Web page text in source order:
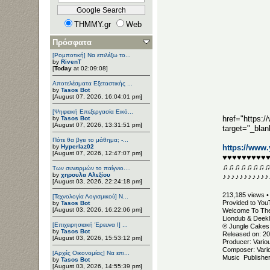
THMMY.gr
Web
Πρόσφατα
[Ρομποτική] Να επιλέξω το...
by RivenT
[Today at 02:09:08]
Αποτελέσματα Εξεταστικής ...
by Tasos Bot
[August 07, 2026, 16:04:01 pm]
[Ψηφιακή Επεξεργασία Εικό...
by Tasos Bot
[August 07, 2026, 13:31:51 pm]
Πότε θα βγει το μάθημα; -...
by Hyperlaz02
[August 07, 2026, 12:47:07 pm]
Των συνειρμών το παίγνιο....
by χηρουλα Αλεξίου
[August 03, 2026, 22:24:18 pm]
[Τεχνολογία Λογισμικού] Ν...
by Tasos Bot
[August 03, 2026, 16:22:06 pm]
[Επιχειρησιακή Έρευνα Ι] ...
by Tasos Bot
[August 03, 2026, 15:53:12 pm]
[Αρχές Οικονομίας] Να επι...
by Tasos Bot
[August 03, 2026, 14:55:39 pm]
https://
213,185 views
Provided to
Welcome To
Liondub &
℗ Jungle Cakes
Released on:
Producer:
Composer:
Music